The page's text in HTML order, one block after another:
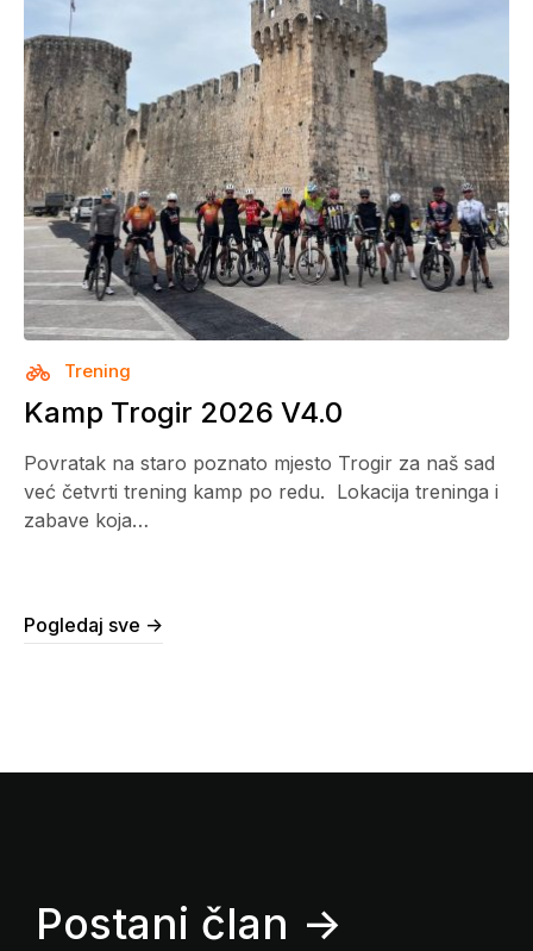
Trening
Kamp Trogir 2026 V4.0
Povratak na staro poznato mjesto Trogir za naš sad
već četvrti trening kamp po redu. Lokacija treninga i
zabave koja…
Pogledaj sve ->
Postani član ->